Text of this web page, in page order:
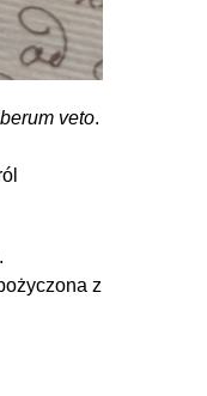
veto.
z